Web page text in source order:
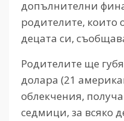
допълнителни
родителите, които
децата си,
Родителите ще
долара (21
облекчения,
седмици, за всяко